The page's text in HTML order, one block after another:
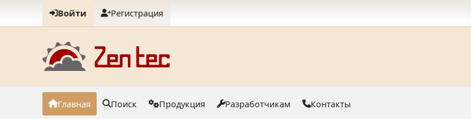
Войти Регистрация
Главная Поиск Продукция Разработчикам Контакты